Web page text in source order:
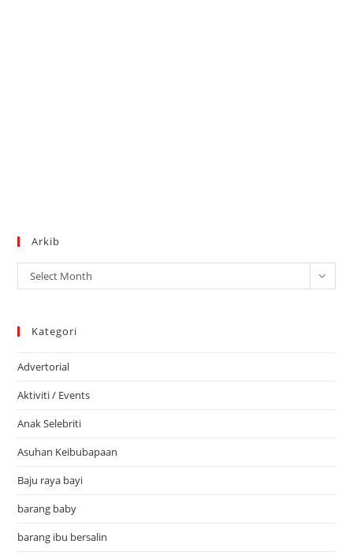
Arkib
Arkib
Select Month
Kategori
Advertorial
Aktiviti / Events
Anak Selebriti
Asuhan Keibubapaan
Baju raya bayi
barang baby
barang ibu bersalin